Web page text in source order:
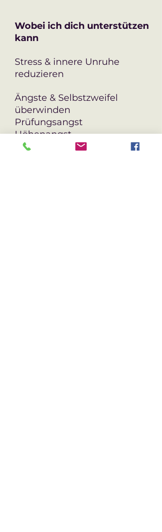
​Wobei ich dich unterstützen
kann
Stress & innere Unruhe
reduzieren
Ängste & Selbstzweifel
überwinden
Prüfungsangst
Höhenangst